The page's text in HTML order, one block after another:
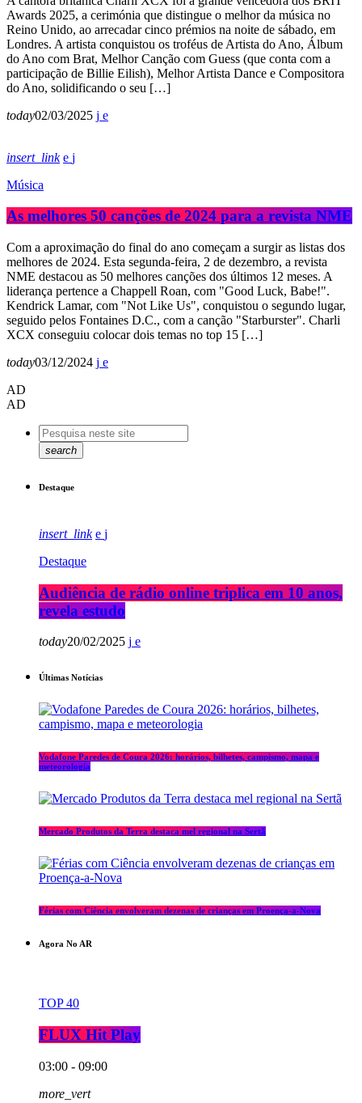
Awards 2025, a cerimónia que distingue o melhor da música no
Reino Unido, ao arrecadar cinco prémios na noite de sábado, em
Londres. A artista conquistou os troféus de Artista do Ano, Álbum
do Ano com Brat, Melhor Canção com Guess (que conta com a
participação de Billie Eilish), Melhor Artista Dance e Compositora
do Ano, solidificando o seu […]
today02/03/2025
insert_link
Música
As melhores 50 canções de 2024 para a revista NME
Com a aproximação do final do ano começam a surgir as listas dos
melhores de 2024. Esta segunda-feira, 2 de dezembro, a revista
NME destacou as 50 melhores canções dos últimos 12 meses. A
liderança pertence a Chappell Roan, com "Good Luck, Babe!".
Kendrick Lamar, com "Not Like Us", conquistou o segundo lugar,
seguido pelos Fontaines D.C., com a canção "Starburster". Charli
XCX conseguiu colocar dois temas no top 15 […]
today03/12/2024
AD
AD
search
Destaque
insert_link
Destaque
Audiência de rádio online triplica em 10 anos,
revela estudo
today20/02/2025
Últimas Notícias
Vodafone Paredes de Coura 2026: horários, bilhetes, campismo, mapa e
meteorologia
Mercado Produtos da Terra destaca mel regional na Sertã
Férias com Ciência envolveram dezenas de crianças em Proença-a-Nova
Agora No AR
TOP 40
FLUX Hit Play
03:00 - 09:00
more_vert